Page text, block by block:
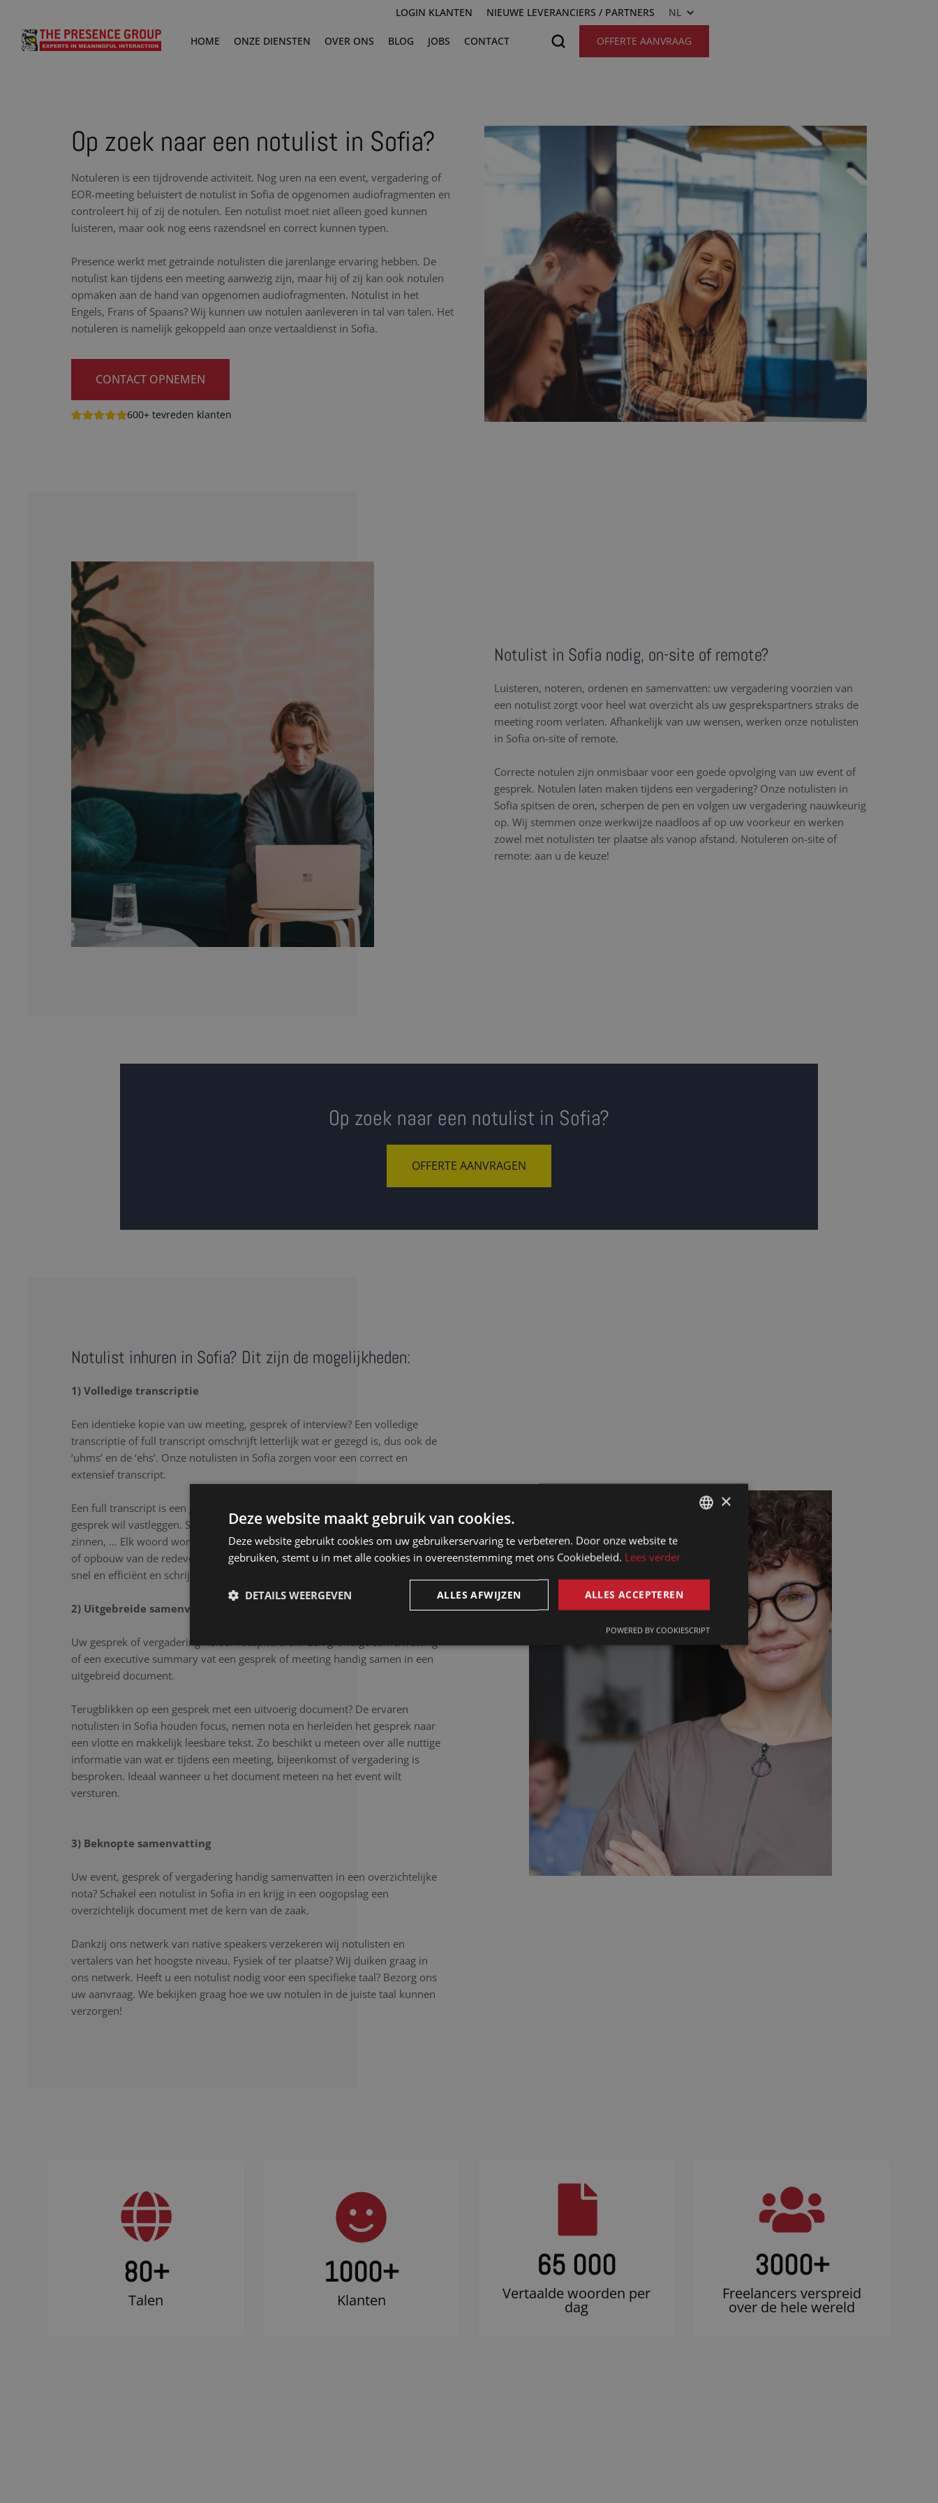
LOGIN KLANTEN NIEUWE LEVERANCIERS / PARTNERS NL
HOME ONZE DIENSTEN OVER ONS BLOG JOBS CONTACT OFFERTE AANVRAAG
Op zoek naar een notulist in Sofia?
Notuleren is een tijdrovende activiteit. Nog uren na een event, vergadering of
EOR-meeting beluistert de notulist in Sofia de opgenomen audiofragmenten en
controleert hij of zij de notulen. Een notulist moet niet alleen goed kunnen
luisteren, maar ook nog eens razendsnel en correct kunnen typen.
Presence werkt met getrainde notulisten die jarenlange ervaring hebben. De
notulist kan tijdens een meeting aanwezig zijn, maar hij of zij kan ook notulen
opmaken aan de hand van opgenomen audiofragmenten. Notulist in het
Engels, Frans of Spaans? Wij kunnen uw notulen aanleveren in tal van talen. Het
notuleren is namelijk gekoppeld aan onze vertaaldienst in Sofia.
CONTACT OPNEMEN
600+ tevreden klanten
Notulist in Sofia nodig, on-site of remote?
Luisteren, noteren, ordenen en samenvatten: uw vergadering voorzien van
een notulist zorgt voor heel wat overzicht als uw gesprekspartners straks de
meeting room verlaten. Afhankelijk van uw wensen, werken onze notulisten
in Sofia on-site of remote.
Correcte notulen zijn onmisbaar voor een goede opvolging van uw event of
gesprek. Notulen laten maken tijdens een vergadering? Onze notulisten in
Sofia spitsen de oren, scherpen de pen en volgen uw vergadering nauwkeurig
op. Wij stemmen onze werkwijze naadloos af op uw voorkeur en werken
zowel met notulisten ter plaatse als vanop afstand. Notuleren on-site of
remote: aan u de keuze!
Op zoek naar een notulist in Sofia?
OFFERTE AANVRAGEN
Notulist inhuren in Sofia? Dit zijn de mogelijkheden:
1) Volledige transcriptie
Een identieke kopie van uw meeting, gesprek of interview? Een volledige
transcriptie of full transcript omschrijft letterlijk wat er gezegd is, dus ook de
‘uhms’ en de ‘ehs’. Onze notulisten in Sofia zorgen voor een correct en
extensief transcript.
Een full transcript is een goede oplossing als u letterlijk elk detail van het
gesprek wil vastleggen. Stopwoorden, herhalingen, spreektaal of afgebroken
zinnen, … Elk woord wordt nauwkeurig genoteerd, ongeacht de samenhang
of opbouw van de redevoering. Onze notulisten luisteren aandachtig, werken
snel en efficiënt en schrijven uw gesprek letter voor letter uit.
2) Uitgebreide samenvatting
Uw gesprek of vergadering helder recapituleren? Een grondige samenvatting
of een executive summary vat een gesprek of meeting handig samen in een
uitgebreid document.
Terugblikken op een gesprek met een uitvoerig document? De ervaren
notulisten in Sofia houden focus, nemen nota en herleiden het gesprek naar
een vlotte en makkelijk leesbare tekst. Zo beschikt u meteen over alle nuttige
informatie van wat er tijdens een meeting, bijeenkomst of vergadering is
besproken. Ideaal wanneer u het document meteen na het event wilt
versturen.
3) Beknopte samenvatting
Uw event, gesprek of vergadering handig samenvatten in een overzichtelijke
nota? Schakel een notulist in Sofia in en krijg in een oogopslag een
overzichtelijk document met de kern van de zaak.
Dankzij ons netwerk van native speakers verzekeren wij notulisten en
vertalers van het hoogste niveau. Fysiek of ter plaatse? Wij duiken graag in
ons netwerk. Heeft u een notulist nodig voor een specifieke taal? Bezorg ons
uw aanvraag. We bekijken graag hoe we uw notulen in de juiste taal kunnen
verzorgen!
80+
Talen
1000+
Klanten
65 000
Vertaalde woorden per
dag
3000+
Freelancers verspreid
over de hele wereld
FRENCH
ENGLISH
×
Deze website maakt gebruik van cookies.
Deze website gebruikt cookies om uw gebruikerservaring te verbeteren. Door onze website te
gebruiken, stemt u in met alle cookies in overeenstemming met ons Cookiebeleid. Lees verder
ALLES ACCEPTEREN
ALLES AFWIJZEN
DETAILS WEERGEVEN
POWERED BY COOKIESCRIPT